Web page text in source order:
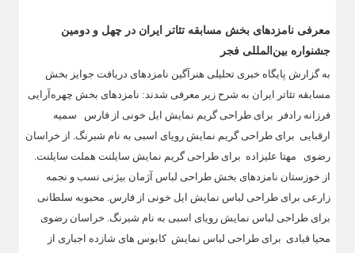
معرفی نامزدهای بخش مسابقه تئاتر ایران در چهل و دومین
جشنواره بین‌المللی فجر
به گزارش پایگاه خبری تحلیلی هنرآگین نامزدهای دریافت جوایز بخش
مسابقه تئاتر ایران به شرح زیر معرفی شدند: نامزدهای بخش چهره‌آرایی
فرزانه رادفر برای طراحی گریم نمایش ایل خونی از فارس سمیه
ارقبایی برای طراحی گریم نمایش رویای اسبی به نام شبرنگ. از خراسان
رضوی مهتا علیزاده برای طراحی گریم نمایش سایلنت هملت سایلنت.
از خوزستان نامزدهای بخش طراحی لباس آژمان بیژنی نسب و نجمه
زارعی برای طراحی لباس نمایش ایل خونی از فارس. محبوبه سلطانی
برای طراحی لباس نمایش رویای اسبی به نام شبرنگ. خراسان رضوی
محیا قبادی برای طراحی لباس نمایش کابوس های شازده اجباری از